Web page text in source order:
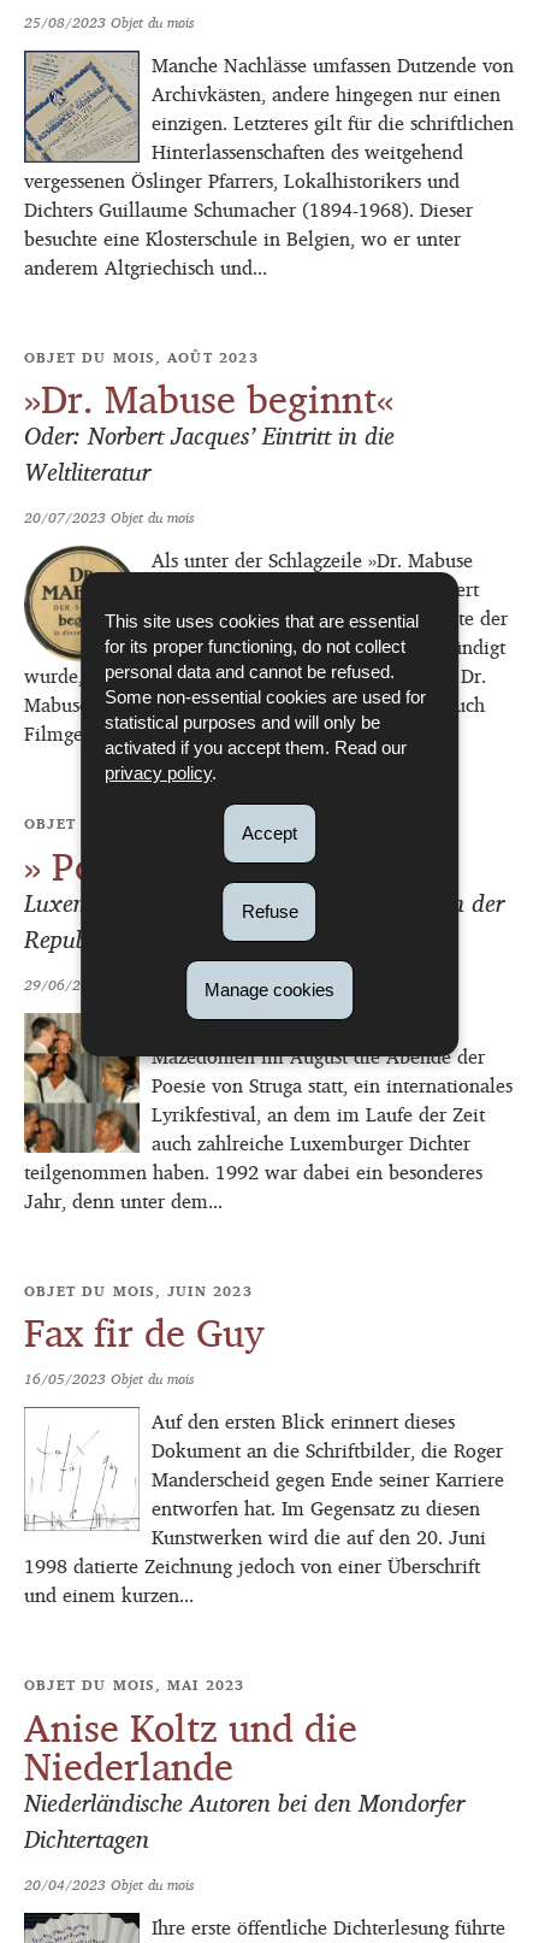
This site uses cookies that are essential
for its proper functioning, do not collect
personal data and cannot be refused.
Some non-essential cookies are used for
statistical purposes and will only be
activated if you accept them. Read our
privacy policy.
Accept
Refuse
Manage cookies
25/08/2023Objet du mois
Manche Nachlässe umfassen Dutzende von
Archivkästen, andere hingegen nur einen
einzigen. Letzteres gilt für die schriftlichen
Hinterlassenschaften des weitgehend
vergessenen Öslinger Pfarrers, Lokalhistorikers und
Dichters Guillaume Schumacher (1894-1968). Dieser
besuchte eine Klosterschule in Belgien, wo er unter
anderem Altgriechisch und...
OBJET DU MOIS, AOÛT 2023
»Dr. Mabuse beginnt«
Oder: Norbert Jacques’ Eintritt in die
Weltliteratur
20/07/2023Objet du mois
Als unter der Schlagzeile »Dr. Mabuse
beginnt« das erste Kapitel von Norbert
Jacques’ Hauptwerk auf der Titelseite der
Berliner Illustrierten Zeitung angekündigt
wurde, konnte niemand ahnen, dass der Autor mit Dr.
Mabuse, der Spieler nicht nur Literatur-, sondern auch
Filmgeschichte...
OBJET DU MOIS, JUILLET 2023
» Politik und Poesie «
Luxemburger Schriftsteller beim Präsidenten der
Republik Mazedonien (1992)
29/06/2023
Seit den 1960er Jahren finden in
Mazedonien im August die Abende der
Poesie von Struga statt, ein internationales
Lyrikfestival, an dem im Laufe der Zeit
auch zahlreiche Luxemburger Dichter
teilgenommen haben. 1992 war dabei ein besonderes
Jahr, denn unter dem...
OBJET DU MOIS, JUIN 2023
Fax fir de Guy
16/05/2023Objet du mois
Auf den ersten Blick erinnert dieses
Dokument an die Schriftbilder, die Roger
Manderscheid gegen Ende seiner Karriere
entworfen hat. Im Gegensatz zu diesen
Kunstwerken wird die auf den 20. Juni
1998 datierte Zeichnung jedoch von einer Überschrift
und einem kurzen...
OBJET DU MOIS, MAI 2023
Anise Koltz und die
Niederlande
Niederländische Autoren bei den Mondorfer
Dichtertagen
20/04/2023Objet du mois
Ihre erste öffentliche Dichterlesung führte